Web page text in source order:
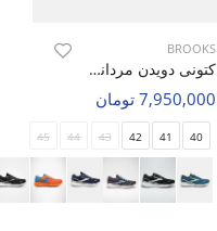
BROOKS
کتونی دویدن مردانه بروکس Brooks Ghost-15 M
7,950,000 تومان
40
41
42
43
44
45